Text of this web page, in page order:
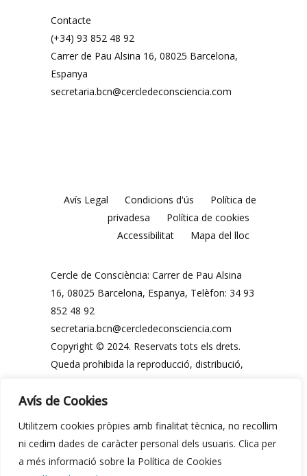
Avís de Cookies
Utilitzem cookies pròpies amb finalitat tècnica, no recollim
ni cedim dades de caràcter personal dels usuaris. Clica per
a més informació sobre la Política de Cookies
Contacte
(+34) 93 852 48 92
Carrer de Pau Alsina 16, 08025 Barcelona, ​​
Espanya
secretaria.bcn@cercledeconsciencia.com
Avís Legal Condicions d'ús
Política de
privadesa
Política de cookies
Accessibilitat
Mapa del lloc
Cercle de Consciència: Carrer de Pau Alsina
16, 08025 Barcelona, ​​Espanya, Telèfon: 34 93
852 48 92
secretaria.bcn@cercledeconsciencia.com
Copyright © 2024. Reservats tots els drets.
Queda prohibida la reproducció, distribució,
parcial, dels continguts d'aquesta web, en
autorització prèvia i expressa per escrit del
Cercle de Consciència o dels seus legítims